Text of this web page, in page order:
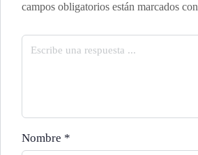
campos obligatorios están marcados con
Nombre *